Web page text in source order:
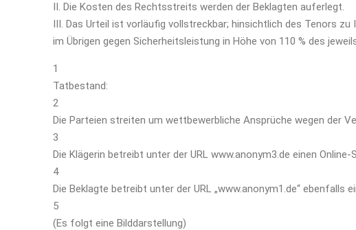
II. Die Kosten des Rechtsstreits werden der Beklagten auferlegt.
III. Das Urteil ist vorläufig vollstreckbar; hinsichtlich des Tenors zu
im Übrigen gegen Sicherheitsleistung in Höhe von 110 % des
1
Tatbestand:
2
Die Parteien streiten um wettbewerbliche Ansprüche wegen der
3
Die Klägerin betreibt unter der URL www.anonym3.de einen
4
Die Beklagte betreibt unter der URL „www.anonym1.de“ ebenfalls
5
(Es folgt eine Bilddarstellung)